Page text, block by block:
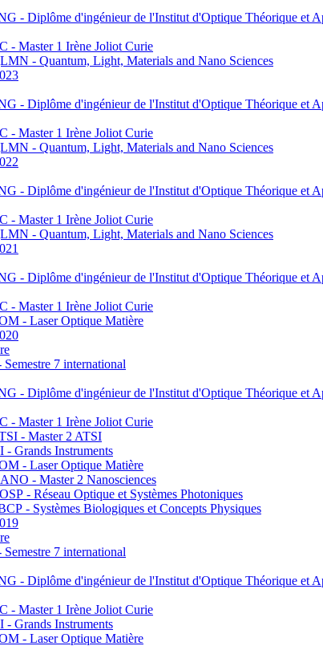
- Diplôme d'ingénieur de l'Institut d'Optique Théorique et
- Master 1 Irène Joliot Curie
- Quantum, Light, Materials and Nano Sciences
- Diplôme d'ingénieur de l'Institut d'Optique Théorique et
- Master 1 Irène Joliot Curie
- Quantum, Light, Materials and Nano Sciences
- Diplôme d'ingénieur de l'Institut d'Optique Théorique et
- Master 1 Irène Joliot Curie
- Quantum, Light, Materials and Nano Sciences
- Diplôme d'ingénieur de l'Institut d'Optique Théorique et
- Master 1 Irène Joliot Curie
- Laser Optique Matière
7 international
- Diplôme d'ingénieur de l'Institut d'Optique Théorique et
- Master 1 Irène Joliot Curie
- Master 2 ATSI
- Grands Instruments
- Laser Optique Matière
- Master 2 Nanosciences
- Réseau Optique et Systèmes Photoniques
- Systèmes Biologiques et Concepts Physiques
7 international
- Diplôme d'ingénieur de l'Institut d'Optique Théorique et
- Master 1 Irène Joliot Curie
- Grands Instruments
- Laser Optique Matière